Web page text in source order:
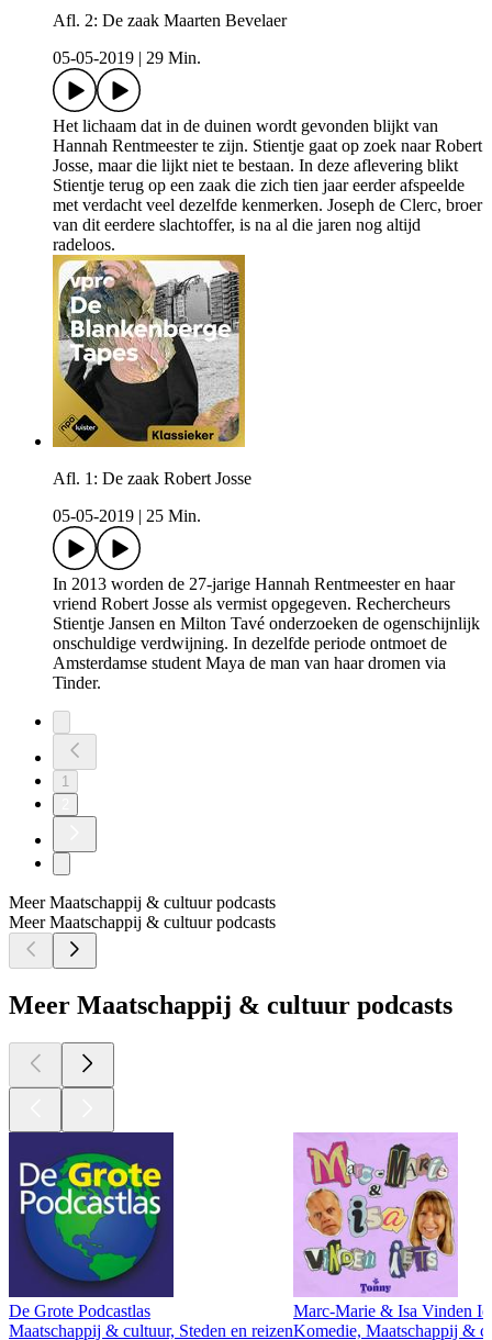
Afl. 2: De zaak Maarten Bevelaer
05-05-2019
29 Min.
Het lichaam dat in de duinen wordt gevonden blijkt van
Hannah Rentmeester te zijn. Stientje gaat op zoek naar Robert
Josse, maar die lijkt niet te bestaan. In deze aflevering blikt
Stientje terug op een zaak die zich tien jaar eerder afspeelde
met verdacht veel dezelfde kenmerken. Joseph de Clerc, broer
van dit eerdere slachtoffer, is na al die jaren nog altijd
radeloos.
Afl. 1: De zaak Robert Josse
05-05-2019
25 Min.
In 2013 worden de 27-jarige Hannah Rentmeester en haar
vriend Robert Josse als vermist opgegeven. Rechercheurs
Stientje Jansen en Milton Tavé onderzoeken de ogenschijnlijk
onschuldige verdwijning. In dezelfde periode ontmoet de
Amsterdamse student Maya de man van haar dromen via
Tinder.
1
Meer Maatschappij & cultuur podcasts
Meer Maatschappij & cultuur podcasts
Meer Maatschappij & cultuur podcasts
De Grote Podcastlas
Maatschappij & cultuur, Steden en reizen
Marc-Marie & Isa Vinden
Komedie, Maatschappij &